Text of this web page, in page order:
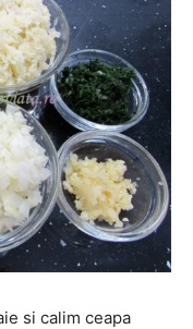
si calim ceapa